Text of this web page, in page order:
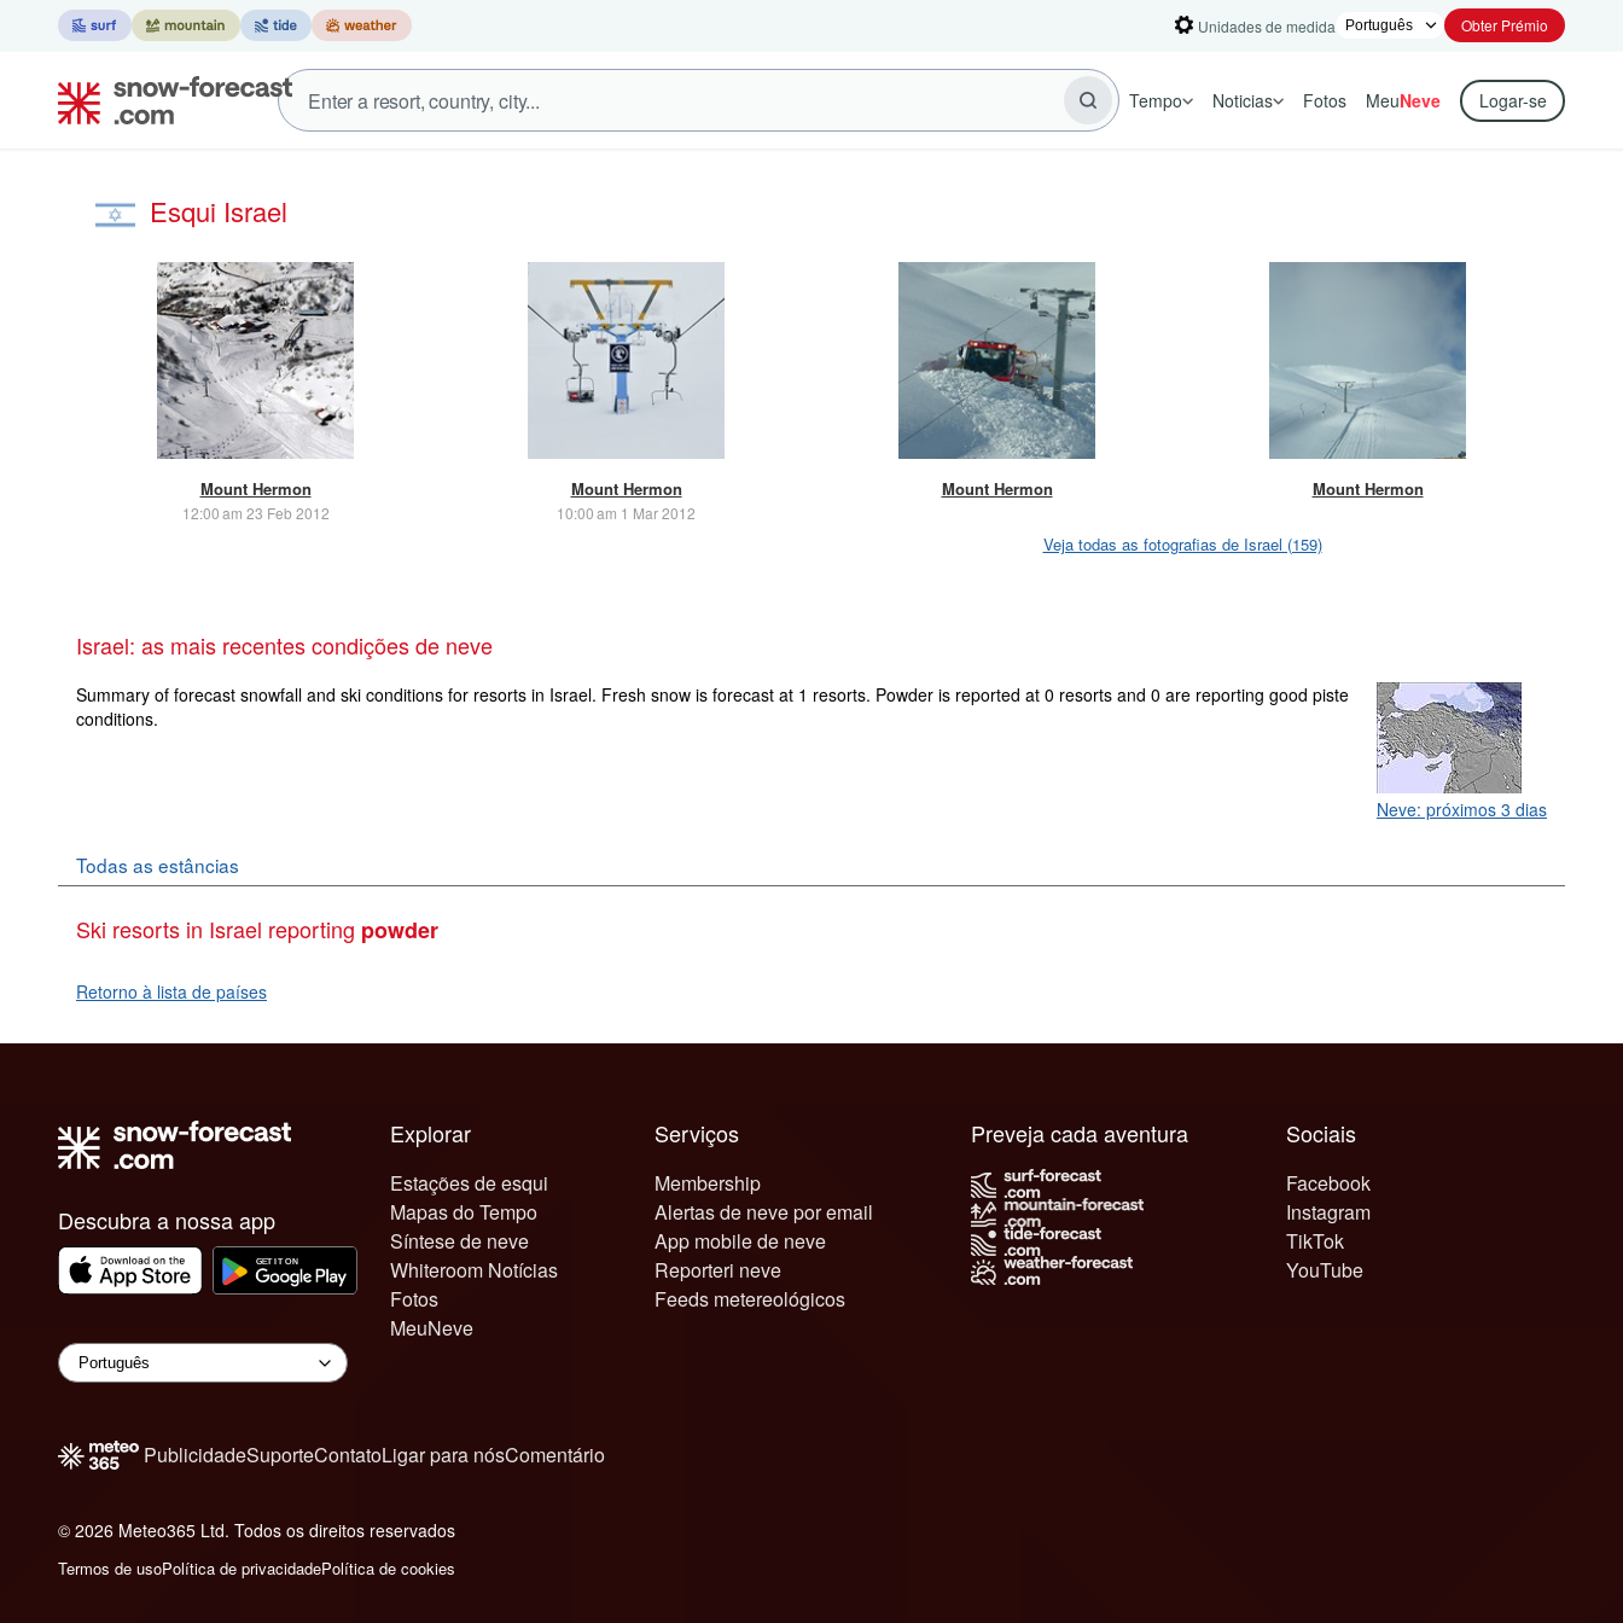
Unidades de medida Obter Prémio
Tempo Noticias Fotos MeuNeve Logar-se
Esqui Israel
Mount Hermon
12:00 am 23 Feb 2012
Mount Hermon
10:00 am 1 Mar 2012
Mount Hermon Mount Hermon
Veja todas as fotografias de Israel (159)
Israel: as mais recentes condições de neve
Neve: próximos 3 dias
Summary of forecast snowfall and ski conditions for resorts in Israel. Fresh snow is forecast at 1 resorts. Powder is reported at 0 resorts and 0 are reporting good piste
conditions.
Todas as estâncias
Ski resorts in Israel reporting powder
Retorno à lista de países
Descubra a nossa app
Explorar
Estações de esqui
Mapas do Tempo
Síntese de neve
Whiteroom Notícias
Fotos
MeuNeve
Serviços
Membership
Alertas de neve por email
App mobile de neve
Reporteri neve
Feeds metereológicos
Sociais
Facebook
Instagram
TikTok
YouTube
Preveja cada aventura
PublicidadeSuporteContatoLigar para nósComentário
© 2026 Meteo365 Ltd. Todos os direitos reservados
Termos de usoPolítica de privacidadePolítica de cookies